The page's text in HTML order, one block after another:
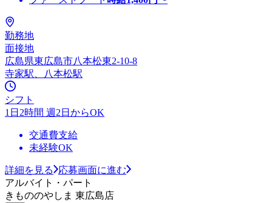
勤務地
面接地
広島県東広島市八本松東2-10-8
寺家駅、八本松駅
シフト
1日2時間 週2日からOK
交通費支給
未経験OK
詳細を見る
応募画面に進む
アルバイト・パート
きもののやしま 東広島店